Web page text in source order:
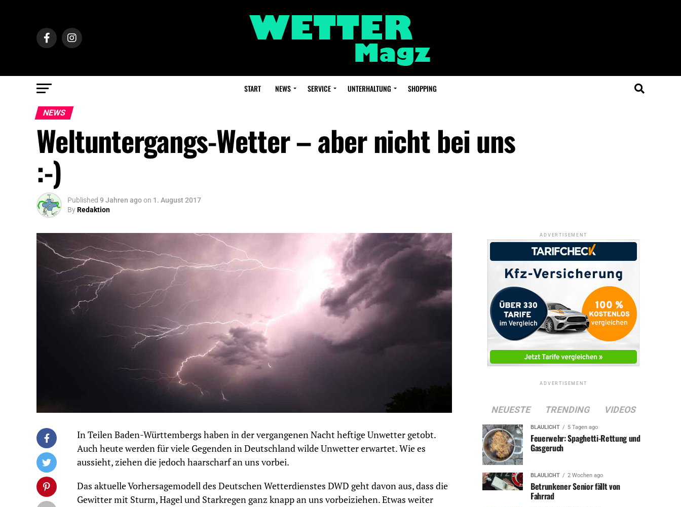
START NEWS SERVICE UNTERHALTUNG SHOPPING
NEWS
Weltuntergangs-Wetter – aber nicht bei uns
:-)
Published 9 Jahren agoon 1. August 2017
ByRedaktion
In Teilen Baden-Württembergs haben in der vergangenen Nacht heftige Unwetter getobt.
Auch heute werden für viele Gegenden in Deutschland wilde Unwetter erwartet. Wie es
aussieht, ziehen die jedoch haarscharf an uns vorbei.
Das aktuelle Vorhersagemodell des Deutschen Wetterdienstes DWD geht davon aus, dass die
Gewitter mit Sturm, Hagel und Starkregen ganz knapp an uns vorbeiziehen. Etwas weiter
ADVERTISEMENT
ADVERTISEMENT
NEUESTE TRENDING VIDEOS
BLAULICHT 5 Tagen ago
Feuerwehr: Spaghetti-Rettung und
Gasgeruch
BLAULICHT 2 Wochen ago
Betrunkener Senior fällt von
Fahrrad